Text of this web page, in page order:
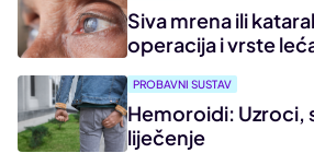
Siva mrena ili
operacija i vrste
PROBAVNI SUSTAV
Hemoroidi: Uzroci,
liječenje